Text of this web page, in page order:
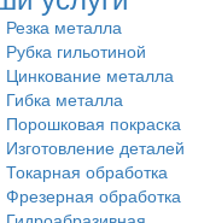
Резка металла
Рубка гильотиной
Цинкование металла
Гибка металла
Порошковая покраска
Изготовление деталей
Токарная обработка
Фрезерная обработка